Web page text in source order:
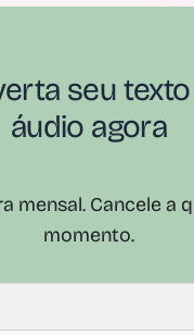
seu
áudio agora
mensal. Cancele a
momento.